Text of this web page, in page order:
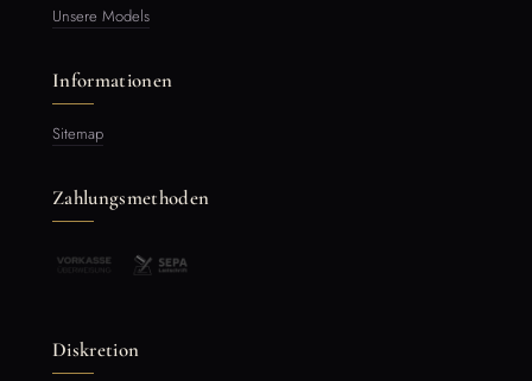
Unsere Models
Informationen
Sitemap
Zahlungsmethoden
Diskretion